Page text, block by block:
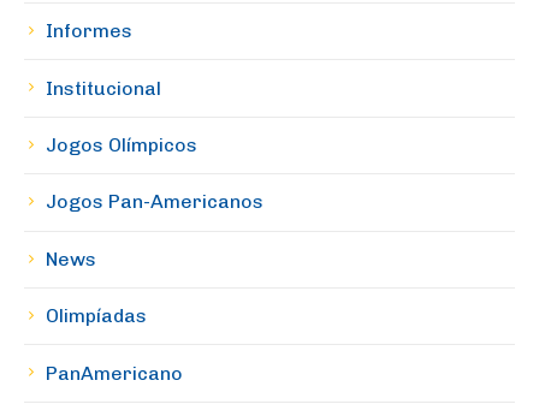
Informes
Institucional
Jogos Olímpicos
Jogos Pan-Americanos
News
Olimpíadas
PanAmericano